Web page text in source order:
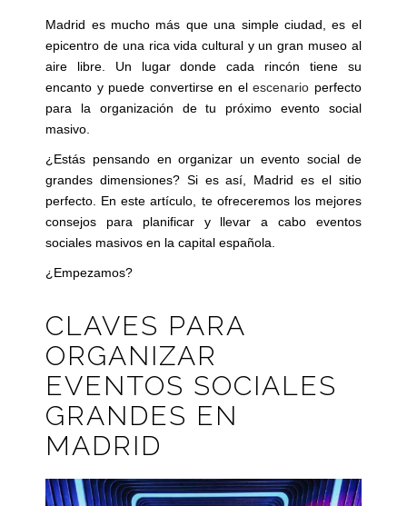
Madrid es mucho más que una simple ciudad, es el
epicentro de una rica vida cultural y un gran museo al
aire libre. Un lugar donde cada rincón tiene su
encanto y puede convertirse en elescenario perfecto
para la organización de tu próximo evento social
masivo.
¿Estás pensando en organizar un evento social de
grandes dimensiones? Si es así, Madrid es el sitio
perfecto. En este artículo, te ofreceremos los mejores
consejos para planificar y llevar a cabo eventos
sociales masivos en la capital española.
¿Empezamos?
CLAVES PARA
ORGANIZAR
EVENTOS SOCIALES
GRANDES EN
MADRID